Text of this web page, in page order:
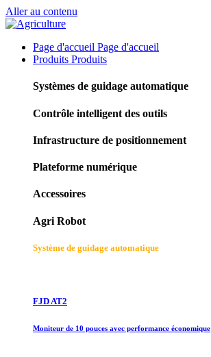
Aller au contenu
Page d'accueil Page d'accueil
Produits Produits
Systèmes de guidage automatique
Contrôle intelligent des outils
Infrastructure de positionnement
Plateforme numérique
Accessoires
Agri Robot
Système de guidage automatique
FJD AT2
Moniteur de 10 pouces avec performance économique